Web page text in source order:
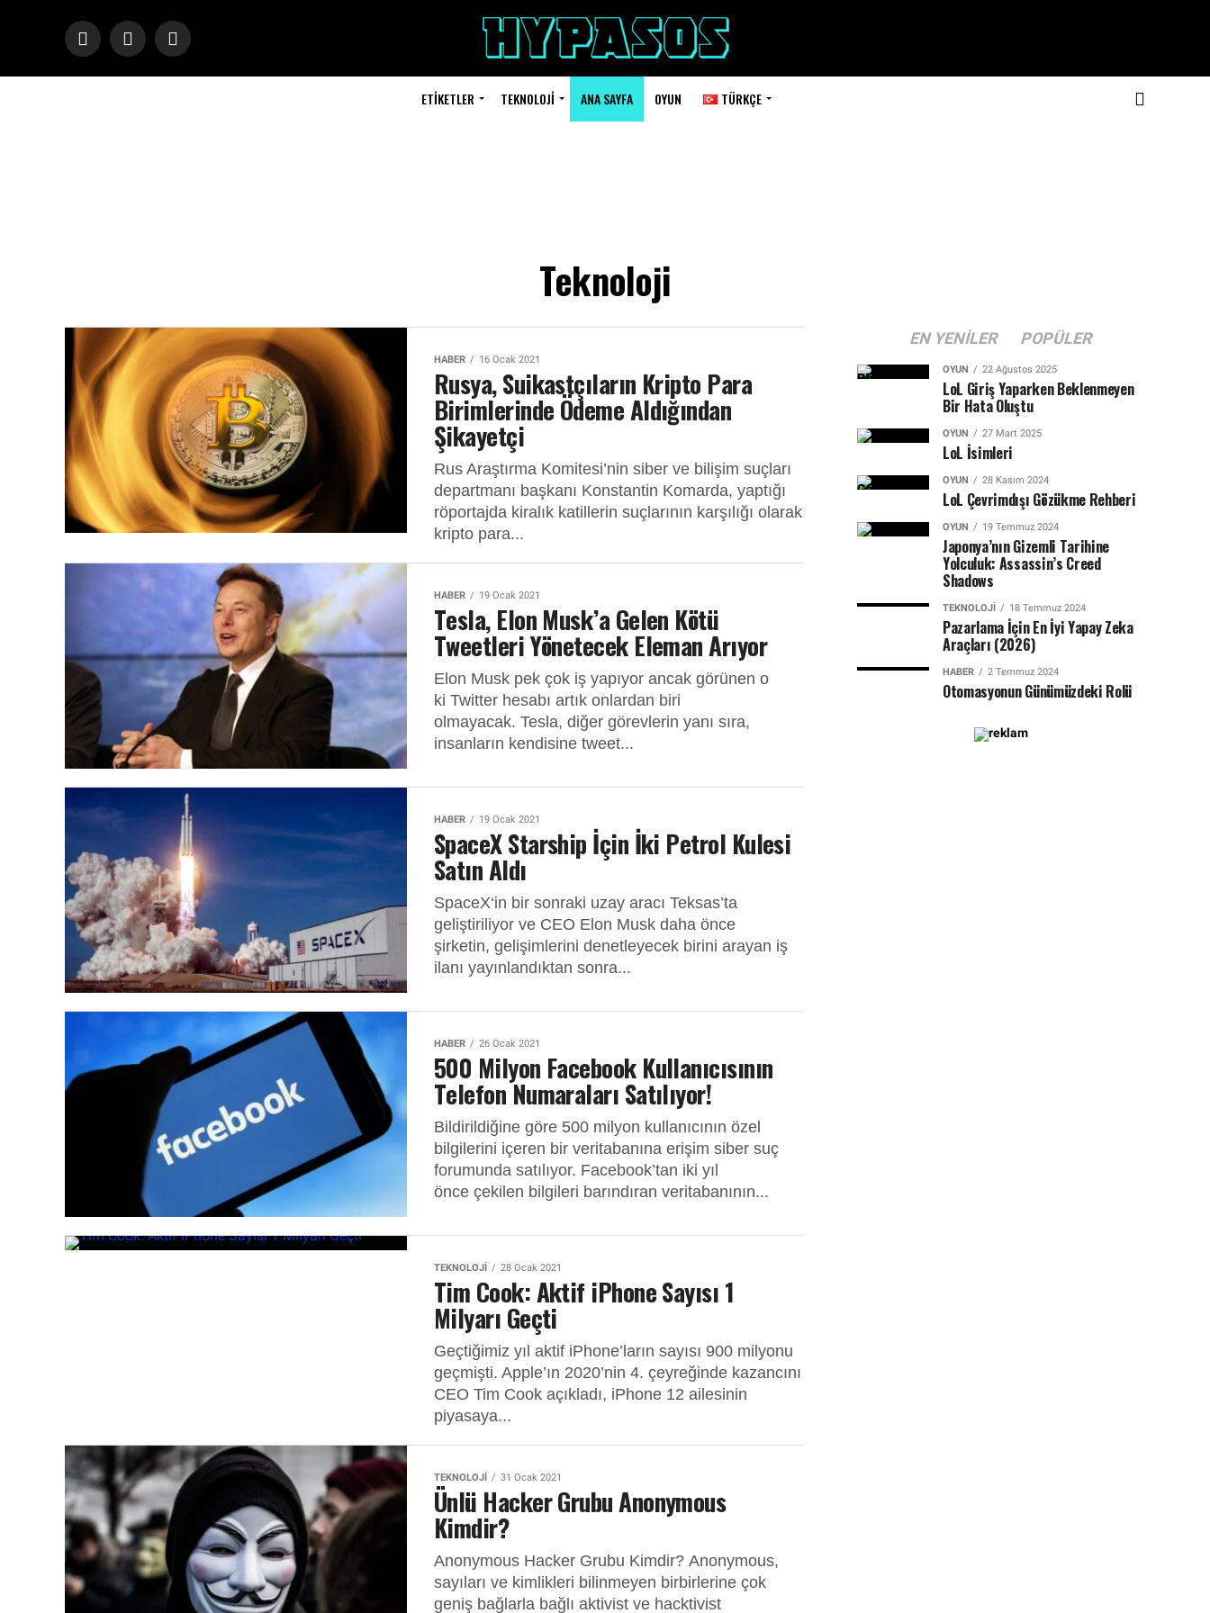
ETIKETLER TEKNOLOJI ANA SAYFA OYUN TÜRKÇE
Teknoloji
HABER 16 Ocak 2021
Rusya, Suikastçıların Kripto Para
Birimlerinde Ödeme Aldığından
Şikayetçi
Rus Araştırma Komitesi’nin siber ve bilişim suçları
departmanı başkanı Konstantin Komarda, yaptığı
röportajda kiralık katillerin suçlarının karşılığı olarak
kripto para...
HABER 19 Ocak 2021
Tesla, Elon Musk’a Gelen Kötü
Tweetleri Yönetecek Eleman Arıyor
Elon Musk pek çok iş yapıyor ancak görünen o
ki Twitter hesabı artık onlardan biri
olmayacak. Tesla, diğer görevlerin yanı sıra,
insanların kendisine tweet...
HABER 19 Ocak 2021
SpaceX Starship İçin İki Petrol Kulesi
Satın Aldı
SpaceX‘in bir sonraki uzay aracı Teksas’ta
geliştiriliyor ve CEO Elon Musk daha önce
şirketin, gelişimlerini denetleyecek birini arayan iş
ilanı yayınlandıktan sonra...
HABER 26 Ocak 2021
500 Milyon Facebook Kullanıcısının
Telefon Numaraları Satılıyor!
Bildirildiğine göre 500 milyon kullanıcının özel
bilgilerini içeren bir veritabanına erişim siber suç
forumunda satılıyor. Facebook’tan iki yıl
önce çekilen bilgileri barındıran veritabanının...
TEKNOLOJI 28 Ocak 2021
Tim Cook: Aktif iPhone Sayısı 1
Milyarı Geçti
Geçtiğimiz yıl aktif iPhone’ların sayısı 900 milyonu
geçmişti. Apple’ın 2020’nin 4. çeyreğinde kazancını
CEO Tim Cook açıkladı, iPhone 12 ailesinin
piyasaya...
TEKNOLOJI 31 Ocak 2021
Ünlü Hacker Grubu Anonymous
Kimdir?
Anonymous Hacker Grubu Kimdir? Anonymous,
sayıları ve kimlikleri bilinmeyen birbirlerine çok
geniş bağlarla bağlı aktivist ve hacktivist
EN YENILER POPÜLER
OYUN 22 Ağustos 2025
LoL Giriş Yaparken Beklenmeyen
Bir Hata Oluştu
OYUN 27 Mart 2025
LoL İsimleri
OYUN 28 Kasım 2024
LoL Çevrimdışı Gözükme Rehberi
OYUN 19 Temmuz 2024
Japonya’nın Gizemli Tarihine
Yolculuk: Assassin’s Creed
Shadows
TEKNOLOJI 18 Temmuz 2024
Pazarlama İçin En İyi Yapay Zeka
Araçları (2026)
HABER 2 Temmuz 2024
Otomasyonun Günümüzdeki Rolü